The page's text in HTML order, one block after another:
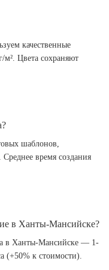
качественные
м². Цвета сохраняют
шаблонов,
время создания
в Ханты-Мансийске?
в Ханты-Мансийске — 1-
(+50% к стоимости).